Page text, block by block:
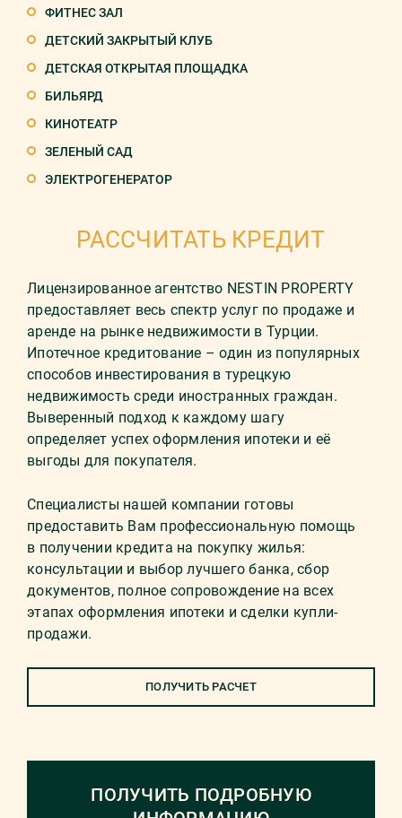
ФИТНЕС ЗАЛ
ДЕТСКИЙ ЗАКРЫТЫЙ КЛУБ
ДЕТСКАЯ ОТКРЫТАЯ ПЛОЩАДКА
БИЛЬЯРД
КИНОТЕАТР
ЗЕЛЕНЫЙ САД
ЭЛЕКТРОГЕНЕРАТОР
РАССЧИТАТЬ КРЕДИТ
Лицензированное агентство NESTIN PROPERTY
предоставляет весь спектр услуг по продаже и
аренде на рынке недвижимости в Турции.
Ипотечное кредитование – один из популярных
способов инвестирования в турецкую
недвижимость среди иностранных граждан.
Выверенный подход к каждому шагу
определяет успех оформления ипотеки и её
выгоды для покупателя.
Специалисты нашей компании готовы
предоставить Вам профессиональную помощь
в получении кредита на покупку жилья:
консультации и выбор лучшего банка, сбор
документов, полное сопровождение на всех
этапах оформления ипотеки и сделки купли-
продажи.
ПОЛУЧИТЬ РАСЧЕТ
ПОЛУЧИТЬ ПОДРОБНУЮ